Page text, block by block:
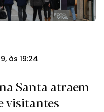
às 19:24
Santa atraem
visitantes